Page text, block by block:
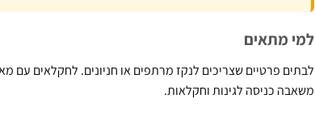
למי מתאים
לבתים פרטיים שצריכים לנקז מרתפים או חניונים. לחקלאים עם
משאבה כניסה לגינות וחקלאות.